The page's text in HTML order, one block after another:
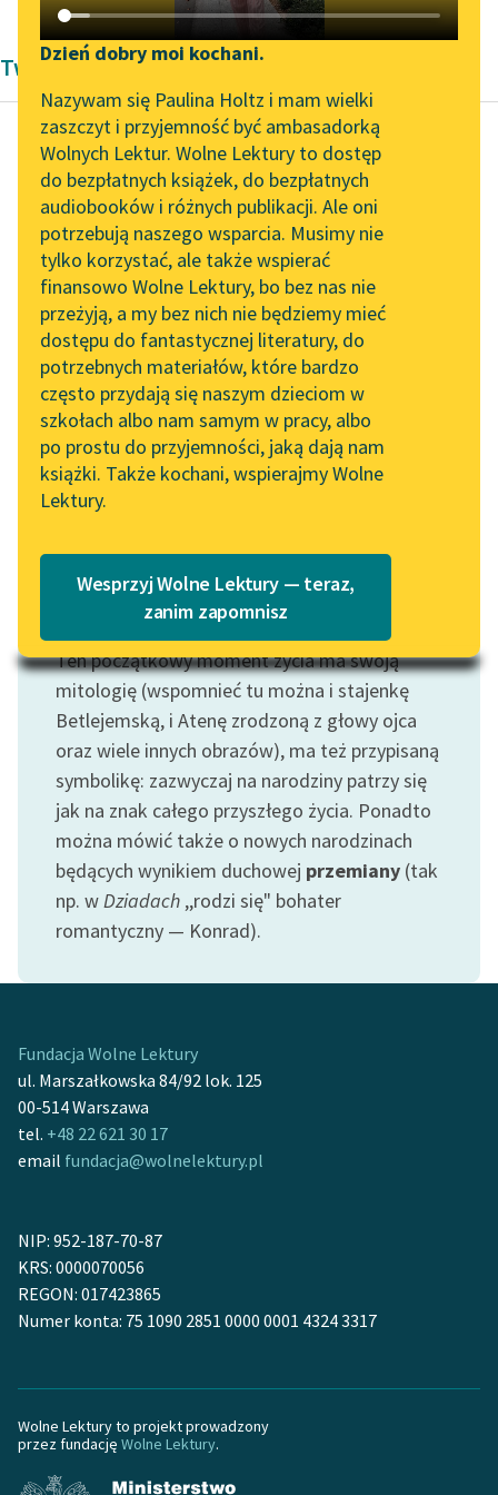
Katalog DAISY
Podkasty o książkach
Zgłoś brak utworu
Aktualności
„Prokurator Alicja Horn”
do słuchania
Byliśmy częścią AI Impact
Lab
Zapraszamy na spotkanie
online z tłumaczkami
literatury skandynawskiej
Spotkanie z Katarzyną
Tunkiel w Oslo
102. lata temu zmarł
Joseph Conrad
Lektury szkolne i klasyka
literatury do słuchania dla
uczennic i uczniów z
niepełnosprawnościami
E-kolekcja lektur
szkolnych i literatury do
słuchania dla uczennic i
uczniów z
niepełnosprawnościami
Feministyczne inspiracje.
Popularyzacja
skandynawskiej literatury
Kolekcje edukacyjne
twórców przechodzących
do domeny publicznej,
lektur szkolnych oraz
Starego Testamentu
Szkoła Poezji Wolnych
Lektur
Narzędzia
Mapa Wolnych Lektur
Leśmianator
Przewodnik dla piszących i
czytających
API
OAI-PMH
Widget Wolnych Lektur
Przypisy
Katalog w formacie PDF
O nas
O projekcie
Zespół
Dzień dobry moi kochani.
Nazywam się Paulina Holtz i mam wielki
zaszczyt i przyjemność być ambasadorką
Wolnych Lektur. Wolne Lektury to dostęp
do bezpłatnych książek, do bezpłatnych
audiobooków i różnych publikacji. Ale oni
potrzebują naszego wsparcia. Musimy nie
tylko korzystać, ale także wspierać
finansowo Wolne Lektury, bo bez nas nie
przeżyją, a my bez nich nie będziemy mieć
dostępu do fantastycznej literatury, do
potrzebnych materiałów, które bardzo
często przydają się naszym dzieciom w
szkołach albo nam samym w pracy, albo
po prostu do przyjemności, jaką dają nam
książki. Także kochani, wspierajmy Wolne
Lektury.
Wesprzyj Wolne Lektury — teraz,
zanim zapomnisz
Twórczość Bronisławy Ostrowskiej
Bronisława Ostrowska
Bohaterski miś
Czuję jeszcze, jak
przebierają, skubią i
szczypią bez końca
oddzielne części mojej
rodzącej się postaci...
Czytaj więcej
Motyw: Narodziny
Ten początkowy moment życia ma swoją
mitologię (wspomnieć tu można i stajenkę
Betlejemską, i Atenę zrodzoną z głowy ojca
oraz wiele innych obrazów), ma też przypisaną
symbolikę: zazwyczaj na narodziny patrzy się
jak na znak całego przyszłego życia. Ponadto
można mówić także o nowych narodzinach
będących wynikiem duchowej przemiany (tak
np. wDziadach ,,rodzi się" bohater
romantyczny — Konrad).
Fundacja Wolne Lektury
ul. Marszałkowska 84/92 lok. 125
00-514 Warszawa
tel. +48 22 621 30 17
email fundacja@wolnelektury.pl
NIP: 952-187-70-87
KRS: 0000070056
REGON: 017423865
Numer konta: 75 1090 2851 0000 0001 4324 3317
Wolne Lektury to projekt prowadzony
przez fundację Wolne Lektury.